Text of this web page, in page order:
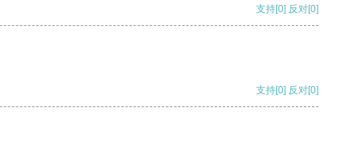
支持[0] 反对[0]
支持[0] 反对[0]